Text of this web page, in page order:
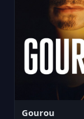
Gourou